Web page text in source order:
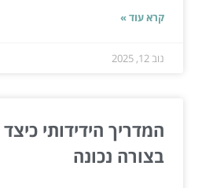
קרא עוד »
נוב 12, 2025
המדריך הידידותי
בצורה נכונה